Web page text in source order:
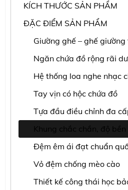
KÍCH THƯỚC SẢN PHẨM
ĐẶC ĐIỂM SẢN PHẨM
Giường ghế – ghế
Ngăn chứa đồ rộng rãi
Hệ thống loa nghe nhạc
Tay vịn có hộc chứa đồ
Tựa đầu điều chỉnh đa
Khung chắc chắn, độ
Đệm êm ái đạt chuẩn
Vỏ đệm chống mèo cào
Thiết kế công thái học